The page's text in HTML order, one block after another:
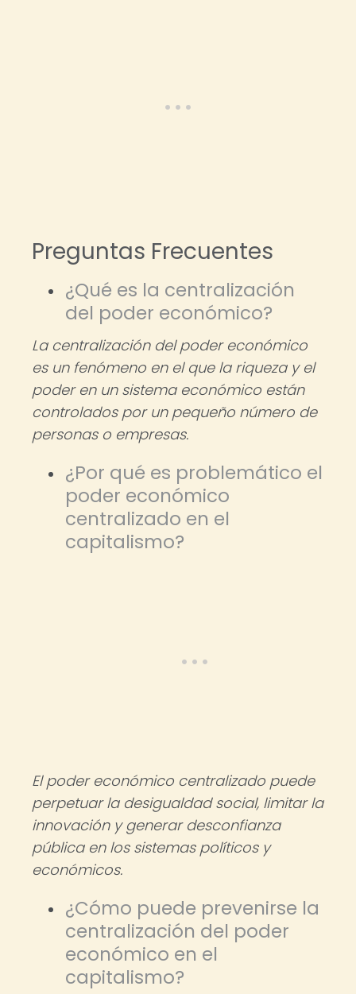
Preguntas Frecuentes
¿Qué es la centralización
del poder económico?
La centralización del poder económico
es un fenómeno en el que la riqueza y el
poder en un sistema económico están
controlados por un pequeño número de
personas o empresas.
¿Por qué es problemático el
poder económico
centralizado en el
capitalismo?
El poder económico centralizado puede
perpetuar la desigualdad social, limitar la
innovación y generar desconfianza
pública en los sistemas políticos y
económicos.
¿Cómo puede prevenirse la
centralización del poder
económico en el
capitalismo?